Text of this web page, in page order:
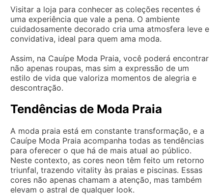
Visitar a loja para conhecer as coleções recentes é
uma experiência que vale a pena. O ambiente
cuidadosamente decorado cria uma atmosfera leve e
convidativa, ideal para quem ama moda.
Assim, na Cauípe Moda Praia, você poderá encontrar
não apenas roupas, mas sim a expressão de um
estilo de vida que valoriza momentos de alegria e
descontração.
Tendências de Moda Praia
A moda praia está em constante transformação, e a
Cauípe Moda Praia acompanha todas as tendências
para oferecer o que há de mais atual ao público.
Neste contexto, as cores neon têm feito um retorno
triunfal, trazendo vitality às praias e piscinas. Essas
cores não apenas chamam a atenção, mas também
elevam o astral de qualquer look.